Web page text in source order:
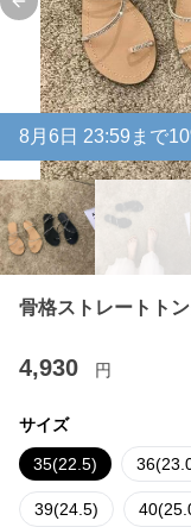
Previous slide
8月 6 日 23:59まで
骨格ストレートト
4,930 円
サイズ
35(22.5)
39(24.5)